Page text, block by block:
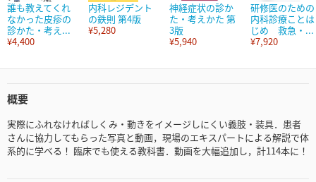
誰も教えてくれ
なかった皮疹の
診かた・考え...
¥4,400
内科レジデント
の鉄則 第4版
¥5,280
神経症状の診か
た・考えかた 第
3版
¥5,940
研修医のための
内科診療ことは
じめ 救急・...
¥7,920
概要
実際にふれなければしくみ・動きをイメージしにくい義肢・装具．患者
さんに協力してもらった写真と動画，現場のエキスパートによる解説で体
系的に学べる！ 臨床でも使える教科書．動画を大幅追加し，計114本に！